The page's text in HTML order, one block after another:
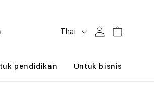
B
h
Thai MasukKeranjang
pendidikan Untuk bisnis